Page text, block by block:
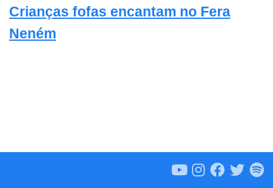
Crianças fofas encantam no Fera
Neném